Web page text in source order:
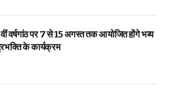
वर्षगांठ पर 7 से 15 अगस्त तक आयोजित होंगे भव्य
के कार्यक्रम